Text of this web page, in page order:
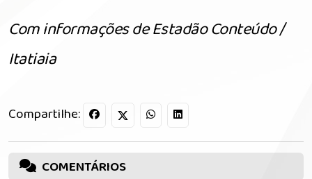
Com informações de Estadão Conteúdo /
Itatiaia
Compartilhe:
COMENTÁRIOS